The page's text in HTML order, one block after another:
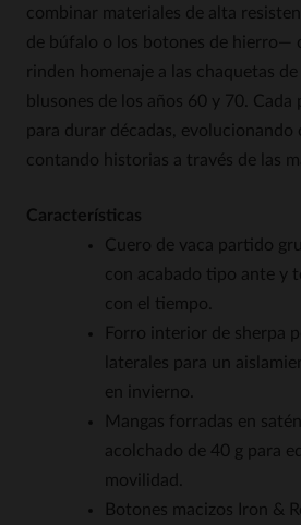
combinar materiales de alta
de búfalo o los botones de hierro—
rinden homenaje a las chaquetas
blusones de los años 60 y 70. Cada
para durar décadas, evolucionando
contando historias a través de las
Características
Cuero de vaca partido
con acabado tipo ante y
con el tiempo.
Forro interior de sherpa
laterales para un
en invierno.
Mangas forradas en
acolchado de 40 g para
movilidad.
Botones macizos Iron &